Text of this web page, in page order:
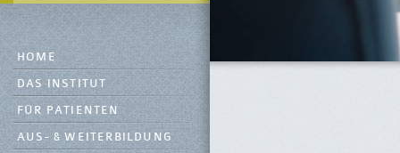
HOME
DAS INSTITUT
FÜR PATIENTEN
AUS- & WEITERBILDUNG